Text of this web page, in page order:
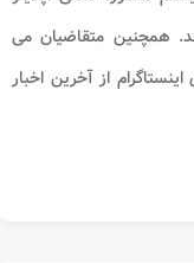
همچنین متقاضیان می
از آخرین اخبار